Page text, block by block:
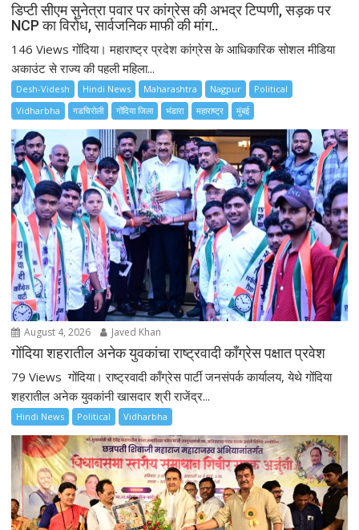
डिप्टी सीएम सुनेत्रा पवार पर कांग्रेस की अभद्र टिप्पणी, सड़क पर
NCP का विरोध, सार्वजनिक माफी की मांग..
146 Views गोंदिया। महाराष्ट्र प्रदेश कांग्रेस के आधिकारिक सोशल मीडिया
अकाउंट से राज्य की पहली महिला...
Desh-Videsh Hindi News Maharashtra Nagpur
Political
Vidharbha
गडचिरोली गोंदिया जिला भंडारा महाराष्ट्र मुंबई
August 4, 2026 Javed Khan
गोंदिया शहरातील अनेक युवकांचा राष्ट्रवादी काँग्रेस पक्षात प्रवेश
79 Views गोंदिया। राष्ट्रवादी काँग्रेस पार्टी जनसंपर्क कार्यालय, येथे गोंदिया
शहरातील अनेक युवकांनी खासदार श्री राजेंद्र...
Hindi News Political Vidharbha